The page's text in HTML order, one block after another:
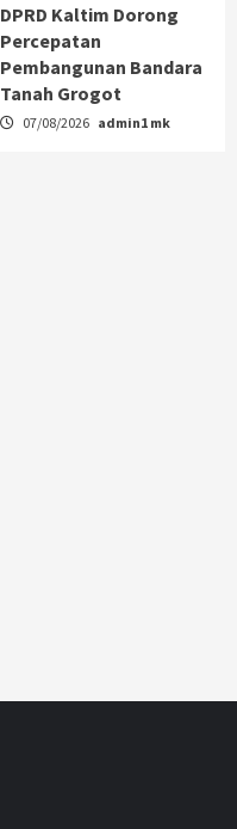
DPRD Kaltim Dorong
Percepatan
Pembangunan Bandara
Tanah Grogot
07/08/2026 admin1 mk